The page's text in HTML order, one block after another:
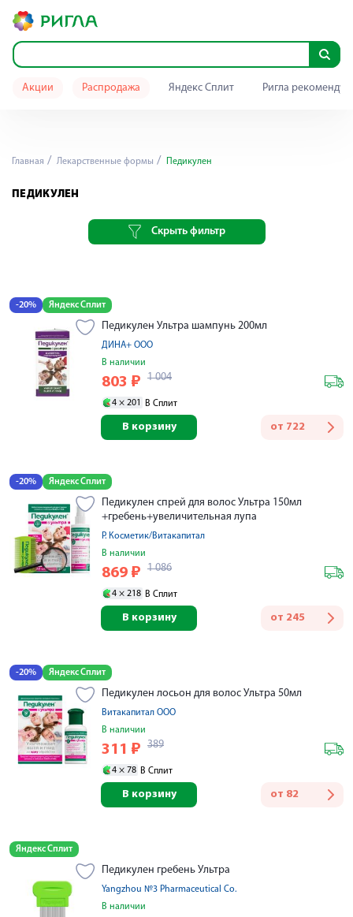
Акции Распродажа Яндекс Сплит Ригла
Главная Лекарственные формы Педикулен
ПЕДИКУЛЕН
Скрыть фильтр
-20% Яндекс Сплит
Педикулен Ультра шампунь 200мл
ДИНА+ ООО
В наличии
803 ₽ 1 004
4 × 201 В Сплит
от 722
В корзину
-20% Яндекс Сплит
Педикулен спрей для волос Ультра 150мл
+гребень+увеличительная лупа
Р. Косметик/Витакапитал
В наличии
869 ₽ 1 086
4 × 218 В Сплит
от 245
В корзину
-20% Яндекс Сплит
Педикулен лосьон для волос Ультра 50мл
Витакапитал ООО
В наличии
311 ₽ 389
4 × 78 В Сплит
от 82
В корзину
Яндекс Сплит
Педикулен гребень Ультра
Yangzhou №3 Pharmaceutical Co.
В наличии